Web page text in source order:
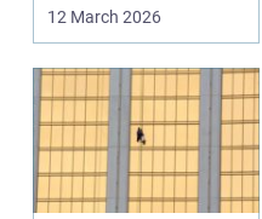
omegn søger p...
12 March 2026